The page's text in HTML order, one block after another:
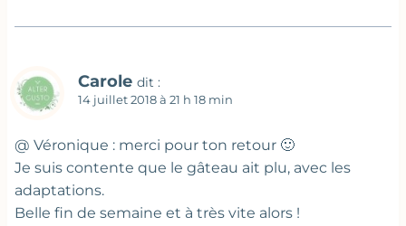
Carole dit :
14 juillet 2018 à 21 h 18 min
@ Véronique : merci pour ton retour 🙂
Je suis contente que le gâteau ait plu, avec les
adaptations.
Belle fin de semaine et à très vite alors !